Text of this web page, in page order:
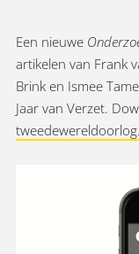
Een nieuwe
artikelen van Frank
Brink en Ismee
Jaar van Verzet.